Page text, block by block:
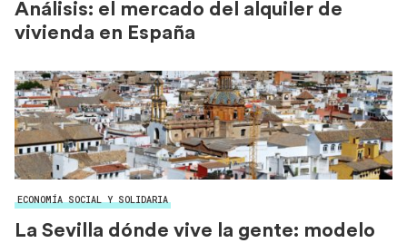
Análisis: el mercado del alquiler de
vivienda en España
ECONOMÍA SOCIAL Y SOLIDARIA
La Sevilla dónde vive la gente: modelo